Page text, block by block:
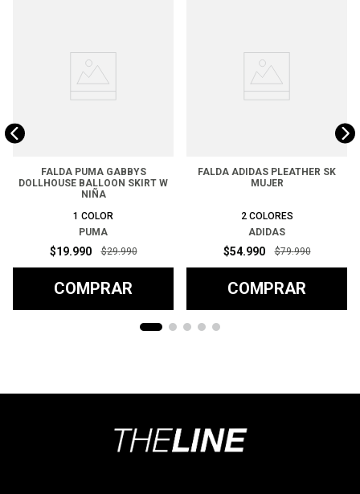
FALDA PUMA GABBYS
DOLLHOUSE BALLOON SKIRT W
NIÑA
1 COLOR
PUMA
$19.990 $29.990
COMPRAR
FALDA ADIDAS PLEATHER SK
MUJER
2 COLORES
ADIDAS
$54.990 $79.990
COMPRAR